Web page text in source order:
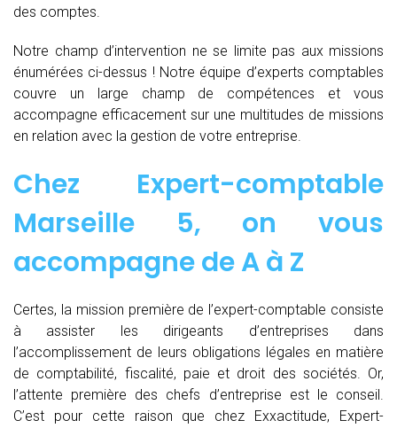
des comptes.
Notre champ d’intervention ne se limite pas aux missions
énumérées ci-dessus ! Notre équipe d’experts comptables
couvre un large champ de compétences et vous
accompagne efficacement sur une multitudes de missions
en relation avec la gestion de votre entreprise.
Chez Expert-comptable
Marseille 5, on vous
accompagne deA à Z
Certes, la mission première de l’expert-comptable consiste
à assister les dirigeants d’entreprises dans
l’accomplissement de leurs obligations légales en matière
de comptabilité, fiscalité, paie et droit des sociétés. Or,
l’attente première des chefs d’entreprise est le conseil.
C’est pour cette raison que chez Exxactitude, Expert-